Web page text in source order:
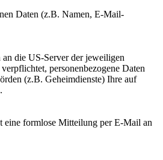
Daten (z.B. Namen, E-Mail-
die US-Server der jeweiligen
personenbezogene Daten
(z.B. Geheimdienste) Ihre auf
eine formlose Mitteilung per E-Mail an